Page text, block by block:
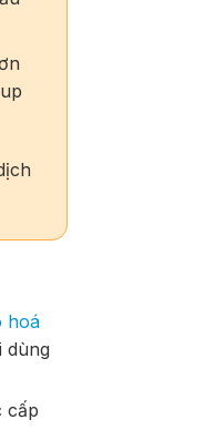
hoá
dùng
cấp